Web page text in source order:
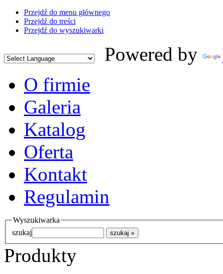
Przejdź do menu głównego
Przejdź do treści
Przejdź do wyszukiwarki
Powered by
O firmie
Galeria
Katalog
Oferta
Kontakt
Regulamin
Wyszukiwarka
szukaj
Produkty